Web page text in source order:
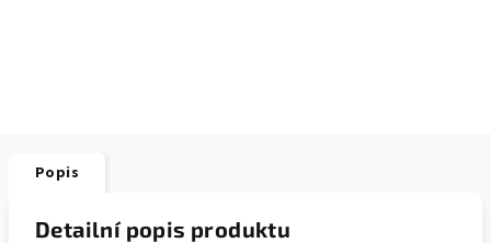
Popis
Detailní popis produktu